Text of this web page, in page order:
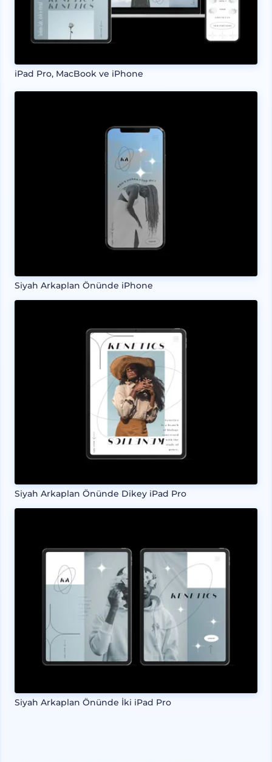
iPad Pro, MacBook ve iPhone
Siyah Arkaplan Önünde iPhone
Siyah Arkaplan Önünde Dikey iPad Pro
Siyah Arkaplan Önünde İki iPad Pro